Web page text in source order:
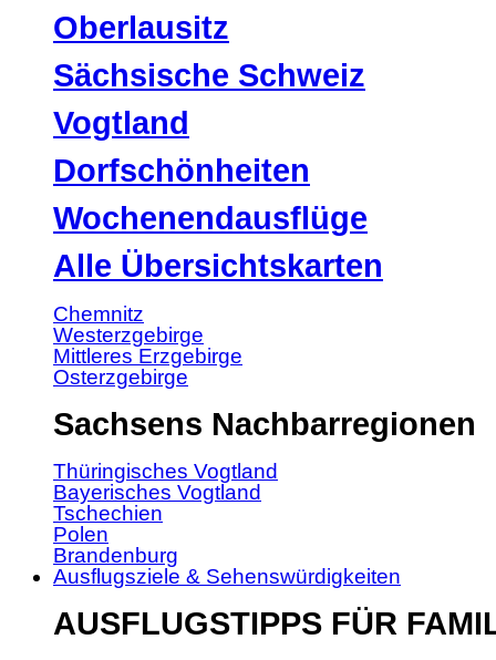
Oberlausitz
Sächsische Schweiz
Vogtland
Dorfschönheiten
Wochenendausflüge
Alle Übersichtskarten
Chemnitz
Westerzgebirge
Mittleres Erzgebirge
Osterzgebirge
Sachsens Nachbarregionen
Thüringisches Vogtland
Bayerisches Vogtland
Tschechien
Polen
Brandenburg
Ausflugsziele & Sehenswürdigkeiten
AUSFLUGSTIPPS FÜR